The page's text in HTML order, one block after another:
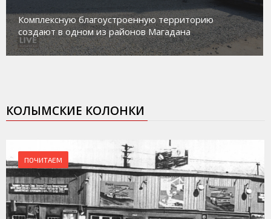
Магадан присоединился к пилотному проекту по
работе с несовершеннолетними из групп
социального риска «Переправа»
КОЛЫМСКИЕ КОЛОНКИ
ПОЧИТАЕМ